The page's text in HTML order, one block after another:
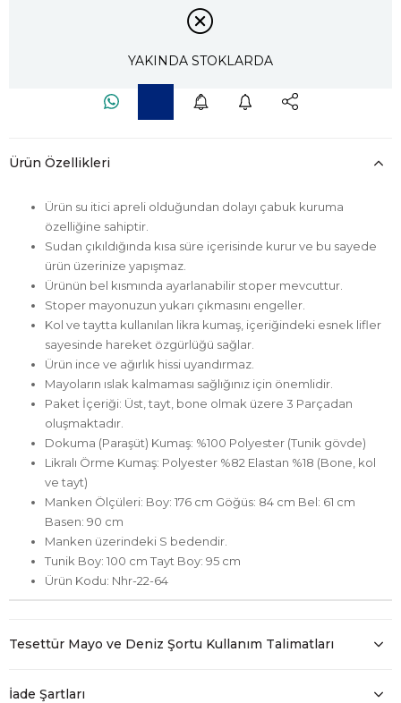
YAKINDA STOKLARDA
Ürün Özellikleri
Ürün su itici apreli olduğundan dolayı çabuk kuruma
özelliğine sahiptir.
Sudan çıkıldığında kısa süre içerisinde kurur ve bu sayede
ürün üzerinize yapışmaz.
Ürünün bel kısmında ayarlanabilir stoper mevcuttur.
Stoper mayonuzun yukarı çıkmasını engeller.
Kol ve taytta kullanılan likra kumaş, içeriğindeki esnek lifler
sayesinde hareket özgürlüğü sağlar.
Ürün ince ve ağırlık hissi uyandırmaz.
Mayoların ıslak kalmaması sağlığınız için önemlidir.
Paket İçeriği: Üst, tayt, bone olmak üzere 3 Parçadan
oluşmaktadır.
Dokuma (Paraşüt) Kumaş: %100 Polyester (Tunik gövde)
Likralı Örme Kumaş: Polyester %82 Elastan %18 (Bone, kol
ve tayt)
Manken Ölçüleri: Boy: 176 cm Göğüs: 84 cm Bel: 61 cm
Basen: 90 cm
Manken üzerindeki S bedendir.
Tunik Boy: 100 cm Tayt Boy: 95 cm
Ürün Kodu: Nhr-22-64
Tesettür Mayo ve Deniz Şortu Kullanım Talimatları
İade Şartları